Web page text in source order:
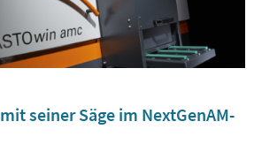
seiner Säge im NextGenAM-